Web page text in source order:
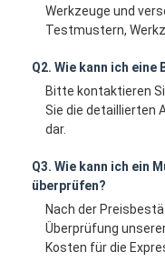
Werkzeuge und
Testmustern,
Q2. Wie kann ich
Bitte kontaktieren
Sie die detaillierten
dar.
Q3. Wie kann ich ein
überprüfen?
Nach der
Überprüfung
Kosten für die